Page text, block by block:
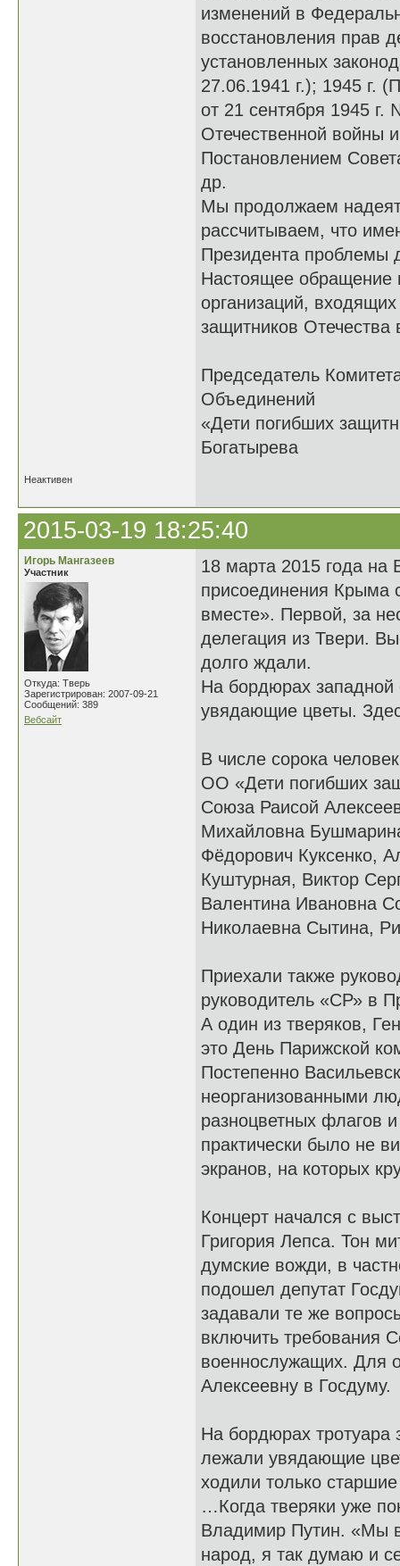
изменений в
восстановления прав
установленных
27.06.1941 г.); 1945 г.
от 21 сентября 1945
Отечественной войны
Постановлением
др.
Мы продолжаем
рассчитываем, что
Президента проблемы
Настоящее обращение
организаций,
защитников Отечества
Председатель
Объединений
«Дети погибших
Богатырева
Неактивен
2015-03-19 18:25:40
Игорь Мангазеев
Участник
Откуда: Тверь
Зарегистрирован: 2007-09-21
Сообщений: 389
Вебсайт
18 марта 2015 года на
присоединения Крыма
вместе». Первой, за
делегация из Твери.
долго ждали.
На бордюрах
увядающие цветы.
В числе сорока
ОО «Дети погибших
Союза Раисой
Михайловна
Фёдорович Куксенко,
Куштурная, Виктор
Валентина Ивановна
Николаевна Сытина,
Приехали также
руководитель «СР» в
А один из тверяков,
это День Парижской
Постепенно
неорганизованными
разноцветных флагов
практически было не
экранов, на которых
Концерт начался с
Григория Лепса. Тон
думские вожди, в
подошел депутат
задавали те же
включить требования
военнослужащих. Для
Алексеевну в Госдуму.
На бордюрах тротуара
лежали увядающие
ходили только
…Когда тверяки уже
Владимир Путин. «Мы
народ, я так думаю и